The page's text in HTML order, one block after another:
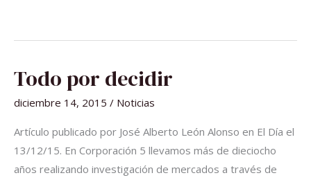
Todo por decidir
diciembre 14, 2015 / Noticias
Artículo publicado por José Alberto León Alonso en El Día el
13/12/15. En Corporación 5 llevamos más de dieciocho
años realizando investigación de mercados a través de
TODO
POR
DECIDIR